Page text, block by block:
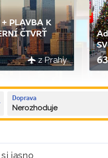
PLAVBA K
ČTVRŤ
z Prahy
Doprava
Nerozhoduje
jasno